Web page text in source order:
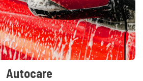
Autocare